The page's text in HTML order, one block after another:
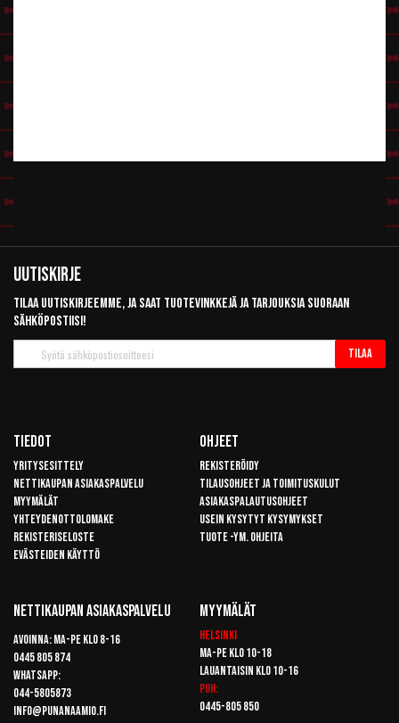
Uutiskirje
Tilaa uutiskirjeemme, ja saat tuotevinkkejä ja tarjouksia suoraan
sähköpostiisi!
uutiskirje
Tilaa
Tiedot
Yritysesittely
Nettikaupan asiakaspalvelu
Myymälät
Yhteydenottolomake
Rekisteriseloste
Evästeiden käyttö
Ohjeet
Rekisteröidy
Tilausohjeet ja toimituskulut
Asiakaspalautusohjeet
Usein kysytyt kysymykset
Tuote -ym. ohjeita
Nettikaupan Asiakaspalvelu
Avoinna: Ma-pe klo 8-16
0445 805 874
Whatsapp:
044-5805873
info@punanaamio.fi
Myymälät
Helsinki
Ma-pe klo 10-18
Lauantaisin klo 10-16
Puh:
0445-805 850